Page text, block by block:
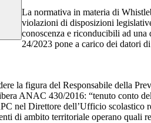
La normativa in materia di
violazioni di disposizioni
conoscenza e riconducibili ad
24/2023 pone a carico dei datori
la figura del Responsabile della
ANAC 430/2016: “tenuto conto
nel Direttore dell’Ufficio scolastico
di ambito territoriale operano quali